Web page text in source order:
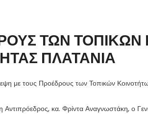
ΤΩΝ ΤΟΠΙΚΩΝ
ΠΛΑΤΑΝΙΑ
με τους Προέδρους των Τοπικών
κα. Φρίντα Αναγνωστάκη, ο